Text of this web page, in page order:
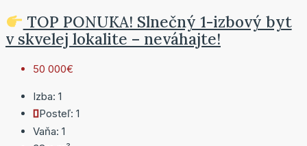
TOP PONUKA! Slnečný 1-izbový byt
v skvelej lokalite – neváhajte!
50 000€
Izba: 1
Posteľ: 1
Vaňa: 1